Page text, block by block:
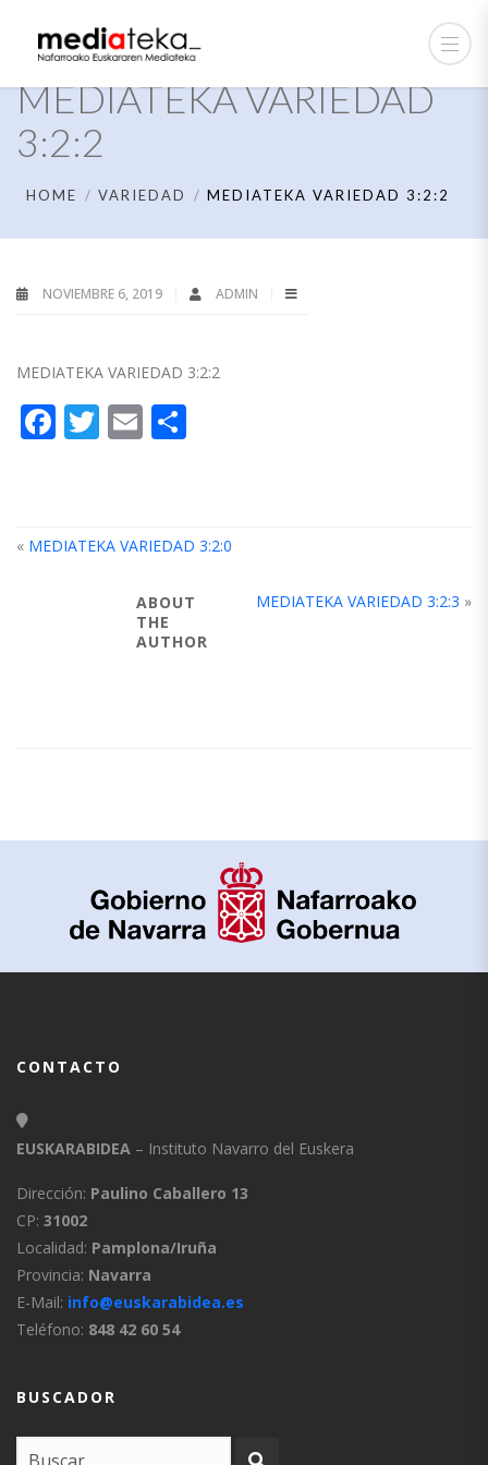
MEDIATEKA VARIEDAD
3:2:2
HOME VARIEDAD MEDIATEKA VARIEDAD 3:2:2
NOVIEMBRE 6, 2019 ADMIN
MEDIATEKA VARIEDAD 3:2:2
Facebook
Twitter
Email
« MEDIATEKA VARIEDAD 3:2:0
MEDIATEKA VARIEDAD 3:2:3 »
ABOUT
THE
AUTHOR
CONTACTO
EUSKARABIDEA – Instituto Navarro del Euskera
Dirección: Paulino Caballero 13
CP: 31002
Localidad: Pamplona/Iruña
Provincia: Navarra
E-Mail: info@euskarabidea.es
Teléfono: 848 42 60 54
BUSCADOR